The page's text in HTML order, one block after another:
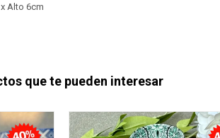
Alto 6cm
que te pueden interesar